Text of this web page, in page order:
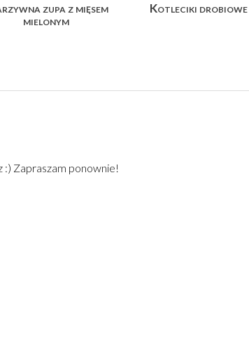
zupa z mięsem
mielonym
Kotleciki drobiowe
:) Zapraszam ponownie!